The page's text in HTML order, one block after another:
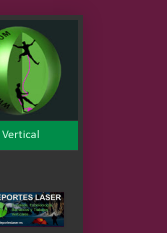
Vertical